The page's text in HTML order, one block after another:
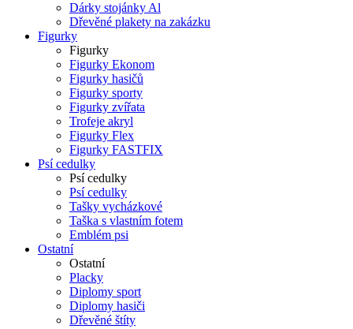
Dárky stojánky Al
Dřevěné plakety na zakázku
Figurky
Figurky
Figurky Ekonom
Figurky hasičů
Figurky sporty
Figurky zvířata
Trofeje akryl
Figurky Flex
Figurky FASTFIX
Psí cedulky
Psí cedulky
Psí cedulky
Tašky vycházkové
Taška s vlastním fotem
Emblém psi
Ostatní
Ostatní
Placky
Diplomy sport
Diplomy hasiči
Dřevěné štíty